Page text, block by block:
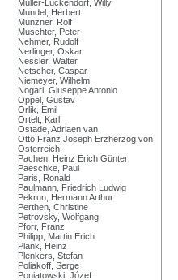
Müller-Lückendorf, Willy
Mundel, Herbert
Münzner, Rolf
Muschter, Peter
Nehmer, Rudolf
Nerlinger, Oskar
Nessler, Walter
Netscher, Caspar
Niemeyer, Wilhelm
Nogari, Giuseppe Antonio
Oppel, Gustav
Orlik, Emil
Ortelt, Karl
Ostade, Adriaen van
Otto Franz Joseph Erzherzog von
Österreich,
Pachen, Heinz Erich Günter
Paeschke, Paul
Paris, Ronald
Paulmann, Friedrich Ludwig
Pekrun, Hermann Arthur
Perthen, Christine
Petrovsky, Wolfgang
Pforr, Franz
Philipp, Martin Erich
Plank, Heinz
Plenkers, Stefan
Poliakoff, Serge
Poniatowski, Józef